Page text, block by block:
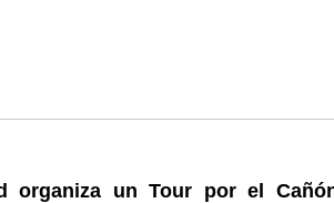
organiza un Tour por el